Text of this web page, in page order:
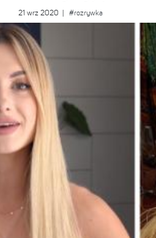
21 wrz 2020 #rozrywka